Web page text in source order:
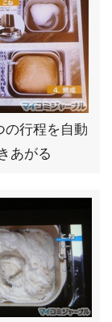
の行程を自動
あがる